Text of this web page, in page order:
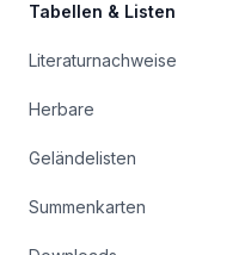
Tabellen & Listen
Literaturnachweise
Herbare
Geländelisten
Summenkarten